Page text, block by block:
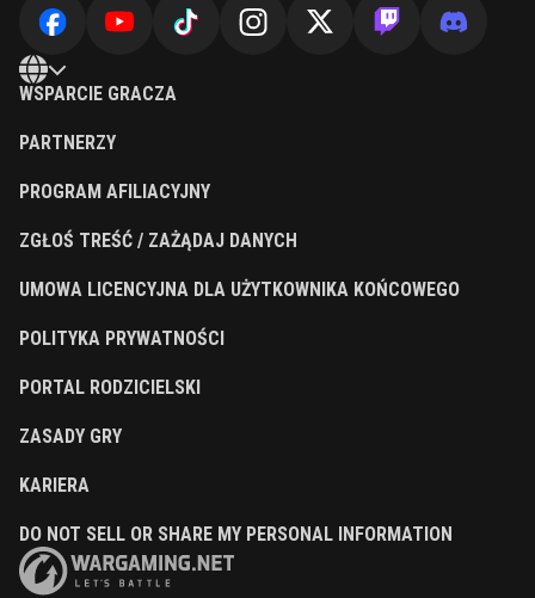
WSPARCIE GRACZA
PARTNERZY
PROGRAM AFILIACYJNY
ZGŁOŚ TREŚĆ / ZAŻĄDAJ DANYCH
UMOWA LICENCYJNA DLA UŻYTKOWNIKA KOŃCOWEGO
POLITYKA PRYWATNOŚCI
PORTAL RODZICIELSKI
ZASADY GRY
KARIERA
DO NOT SELL OR SHARE MY PERSONAL INFORMATION